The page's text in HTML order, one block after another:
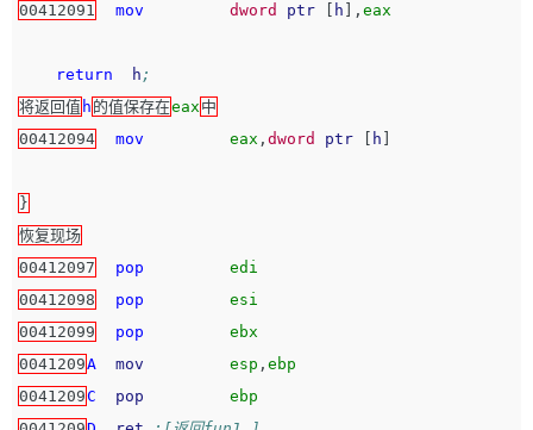
00412091
mov dword ptr h ], eax
return h ;
将返回值 h 的值保存在eax 中
00412094
mov eax , dword ptr h
}
恢复现场
00412097
pop
edi
00412098
pop
esi
00412099
pop
ebx
0041209A mov esp , ebp
0041209C pop
ebp